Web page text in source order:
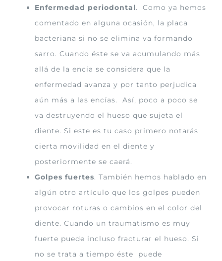
Enfermedad periodontal. Como ya hemos
comentado en alguna ocasión, la placa
bacteriana si no se elimina va formando
sarro. Cuando éste se va acumulando más
allá de la encía se considera que la
enfermedad avanza y por tanto perjudica
aún más a las encías. Así, poco a poco se
va destruyendo el hueso que sujeta el
diente. Si este es tu caso primero notarás
cierta movilidad en el diente y
posteriormente se caerá.
Golpes fuertes. También hemos hablado en
algún otro artículo que los golpes pueden
provocar roturas o cambios en el color del
diente. Cuando un traumatismo es muy
fuerte puede incluso fracturar el hueso. Si
no se trata a tiempo éste puede